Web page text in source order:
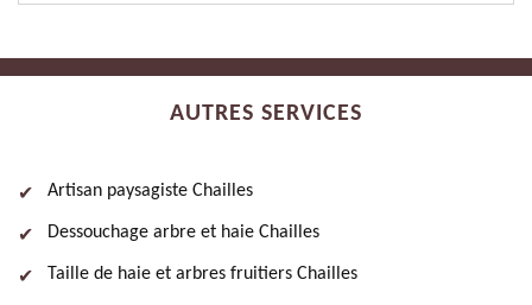
AUTRES SERVICES
Artisan paysagiste Chailles
Dessouchage arbre et haie Chailles
Taille de haie et arbres fruitiers Chailles